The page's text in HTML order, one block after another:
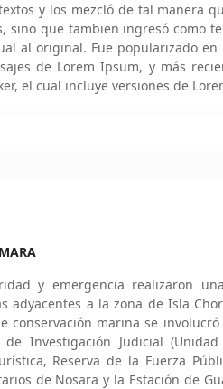
y los mezcló de tal manera
sino que tambien ingresó como
al original. Fue popularizado en
de Lorem Ipsum, y más
el cual incluye versiones de
y emergencia realizaron
adyacentes a la zona de Isla
conservación marina se
Investigación Judicial
Reserva de la Fuerza
de Nosara y la Estación de